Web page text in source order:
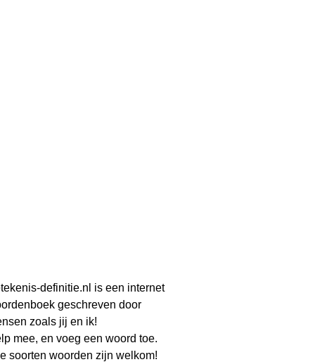
definitie.nl is een internet
geschreven door
zoals jij en ik!
mee, en voeg een woord toe.
soorten woorden zijn welkom!